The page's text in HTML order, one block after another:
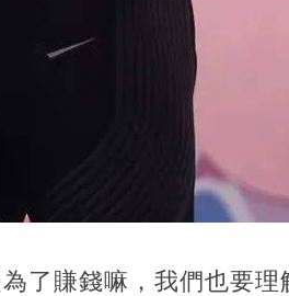
了賺錢嘛，我們也要